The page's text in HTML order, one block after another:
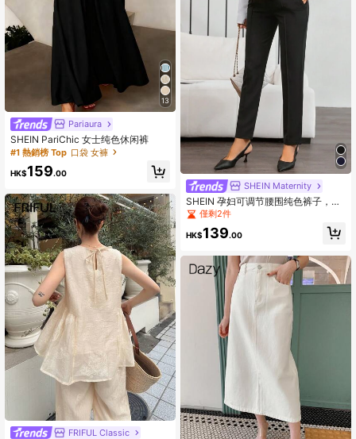
13
Pariaura
SHEIN PariChic 女士纯色休闲裤
#1 熱銷榜 Top 口袋 女褲
HK$159.00
FRIFUL Classic
SHEIN Maternity
SHEIN 孕妇可调节腰围纯色裤子，黑
色孕妇外出裤
僅剩2件
HK$139.00